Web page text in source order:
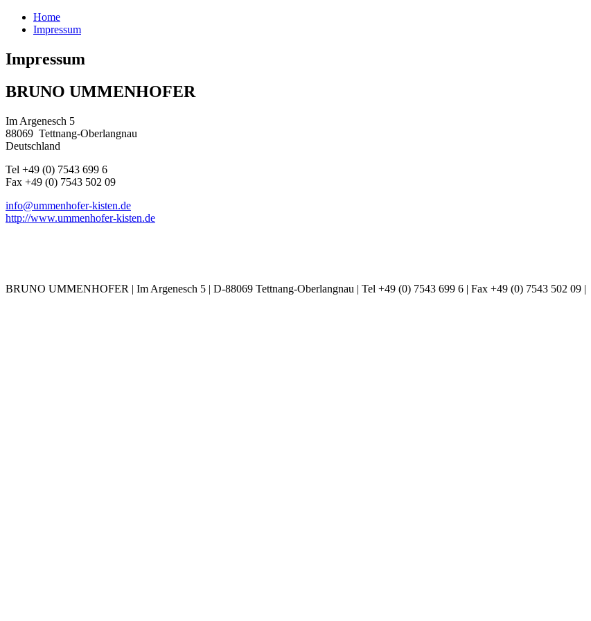
Home
Impressum
Impressum
BRUNO UMMENHOFER
Im Argenesch 5
88069 Tettnang-Oberlangnau
Deutschland
Tel +49 (0) 7543 699 6
Fax +49 (0) 7543 502 09
info@ummenhofer-kisten.de
http://www.ummenhofer-kisten.de
BRUNO UMMENHOFER | Im Argenesch 5 | D-88069 Tettnang-Oberlangnau | Tel +49 (0) 7543 699 6 | Fax +49 (0) 7543 502 09 |